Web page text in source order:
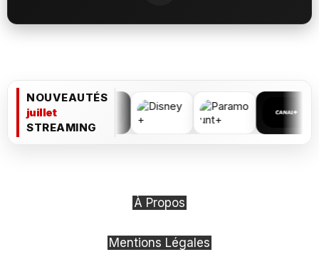
NOUVEAUTÉS
juillet
STREAMING
À Propos
Mentions Légales